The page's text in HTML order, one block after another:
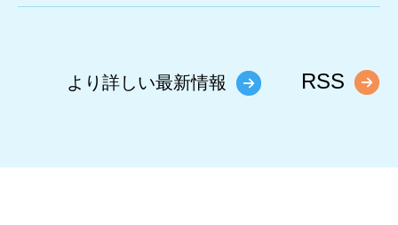
より詳しい最新情報 RSS